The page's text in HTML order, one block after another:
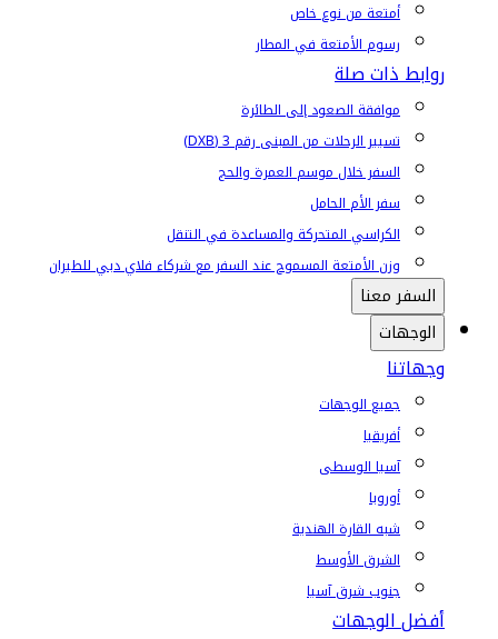
أمتعة من نوع خاص
رسوم الأمتعة في المطار
روابط ذات صلة
موافقة الصعود إلى الطائرة
تسيير الرحلات من المبنى رقم 3 (DXB)
السفر خلال موسم العمرة والحج
سفر الأم الحامل
الكراسي المتحركة والمساعدة في التنقل
وزن الأمتعة المسموح عند السفر مع شركاء فلاي دبي للطيران
السفر معنا
الوجهات
وجهاتنا
جميع الوجهات
أفريقيا
آسيا الوسطى
أوروبا
شبه القارة الهندية
الشرق الأوسط
جنوب شرق آسيا
أفضل الوجهات